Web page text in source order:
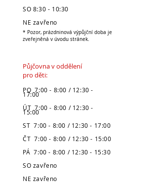
SO 8:30 - 10:30
NE zavřeno
* Pozor, prázdninová výpůjční doba je
zveřejněná v úvodu stránek.
Půjčovna v oddělení
pro děti:
PO 7:00 - 8:00 / 12:30 -
17:00
ÚT 7:00 - 8:00 / 12:30 -
15:00
ST 7:00 - 8:00 / 12:30 - 17:00
ČT 7:00 - 8:00 / 12:30 - 15:00
PÁ 7:00 - 8:00 / 12:30 - 15:30
SO zavřeno
NE zavřeno